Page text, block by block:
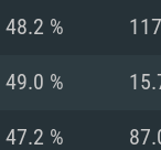
Disque dur:
Disque dur:
Disque dur:
48.2 %
49.0 %
47.2 %